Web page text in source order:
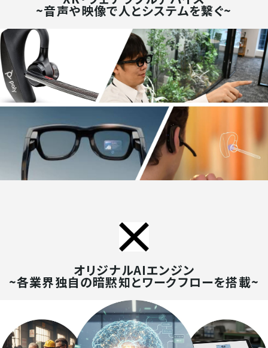
~音声や映像で人とシステムを繋ぐ~
オリジナルAIエンジン
~各業界独自の暗黙知とワークフローを搭載~